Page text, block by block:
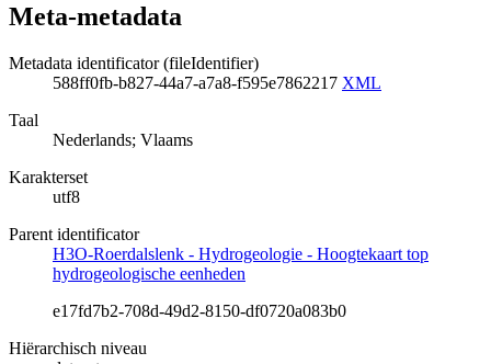
Meta-metadata
Metadata identificator (fileIdentifier)
588ff0fb-b827-44a7-a7a8-f595e7862217 XML
Taal
Nederlands; Vlaams
Karakterset
utf8
Parent identificator
H3O-Roerdalslenk - Hydrogeologie - Hoogtekaart top
hydrogeologische eenheden
e17fd7b2-708d-49d2-8150-df0720a083b0
Hiërarchisch niveau